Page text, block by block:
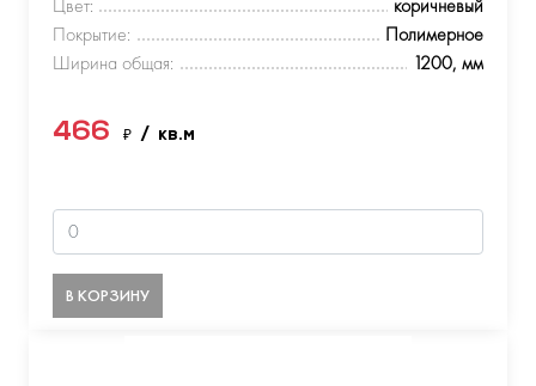
Цвет:
коричневый
Покрытие:
Полимерное
Ширина общая:
1200, мм
466 ₽ / кв.м
В КОРЗИНУ